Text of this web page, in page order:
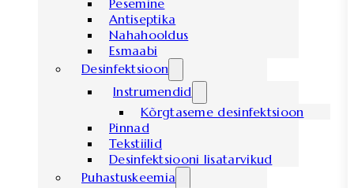
Antiseptika
Nahahooldus
Esmaabi
Desinfektsioon
Instrumendid
Kõrgtaseme desinfektsioon
Pinnad
Tekstiilid
Desinfektsiooni lisatarvikud
Puhastuskeemia